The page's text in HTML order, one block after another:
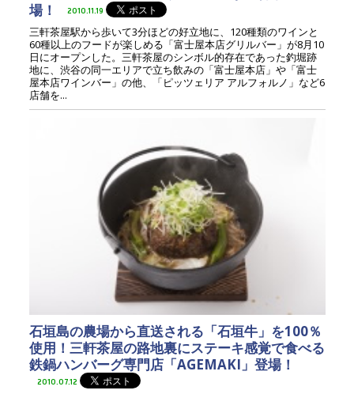
場！
2010.11.19
三軒茶屋駅から歩いて3分ほどの好立地に、120種類のワインと
60種以上のフードが楽しめる「富士屋本店グリルバー」が8月10
日にオープンした。三軒茶屋のシンボル的存在であった釣堀跡
地に、渋谷の同一エリアで立ち飲みの「富士屋本店」や「富士
屋本店ワインバー」の他、「ピッツェリア アルフォルノ」など6
店舗を...
石垣島の農場から直送される「石垣牛」を100％
使用！三軒茶屋の路地裏にステーキ感覚で食べる
鉄鍋ハンバーグ専門店「AGEMAKI」登場！
2010.07.12